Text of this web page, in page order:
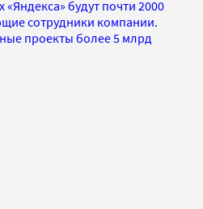
будут почти 2000
сотрудники компании.
проекты более 5 млрд